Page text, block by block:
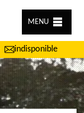
MENU
indisponible